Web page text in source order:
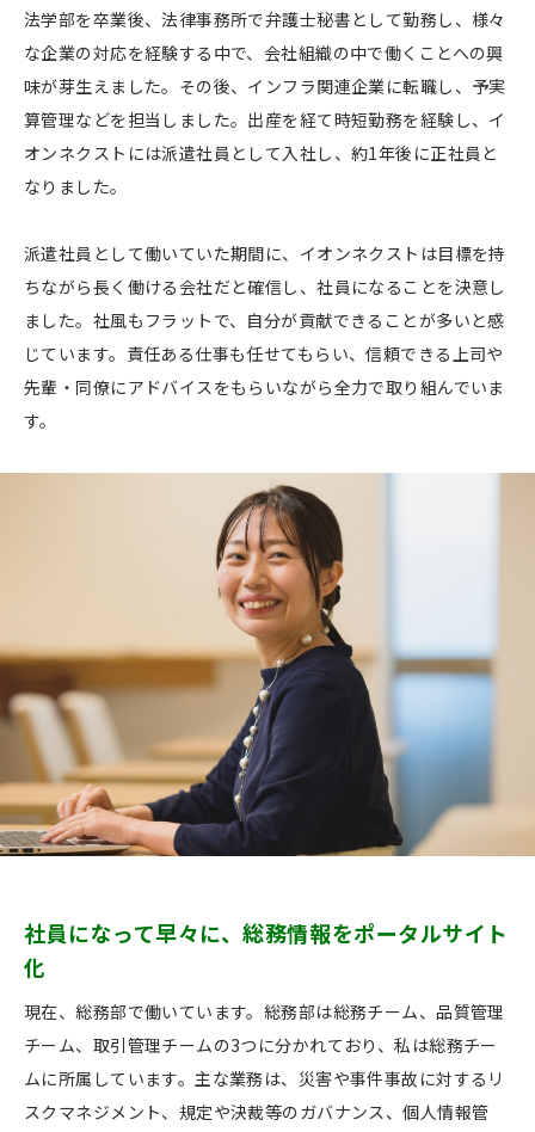
法学部を卒業後、法律事務所で弁護士秘書として勤務し、様々
な企業の対応を経験する中で、会社組織の中で働くことへの興
味が芽生えました。その後、インフラ関連企業に転職し、予実
算管理などを担当しました。出産を経て時短勤務を経験し、イ
オンネクストには派遣社員として入社し、約1年後に正社員と
なりました。
派遣社員として働いていた期間に、イオンネクストは目標を持
ちながら長く働ける会社だと確信し、社員になることを決意し
ました。社風もフラットで、自分が貢献できることが多いと感
じています。責任ある仕事も任せてもらい、信頼できる上司や
先輩・同僚にアドバイスをもらいながら全力で取り組んでいま
す。
社員になって早々に、総務情報をポータルサイト
化
現在、総務部で働いています。総務部は総務チーム、品質管理
チーム、取引管理チームの3つに分かれており、私は総務チー
ムに所属しています。主な業務は、災害や事件事故に対するリ
スクマネジメント、規定や決裁等のガバナンス、個人情報管